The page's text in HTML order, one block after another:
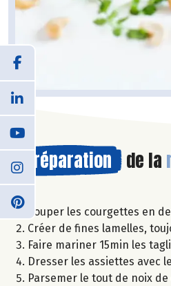
Préparation de la
Couper les courgettes en
Créer de fines lamelles,
Faire mariner 15min les
Dresser les assiettes avec
Parsemer le tout de noix